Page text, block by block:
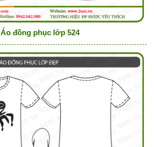
Áo đồng phục lớp 524